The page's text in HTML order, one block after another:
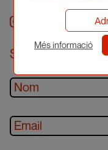
twitter
Subscriu-te al
Més informació